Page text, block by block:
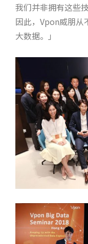
我们并非拥有这些
因此，Vpon威朋从
大数据。」